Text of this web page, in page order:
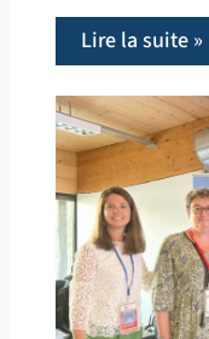
Lire la suite »